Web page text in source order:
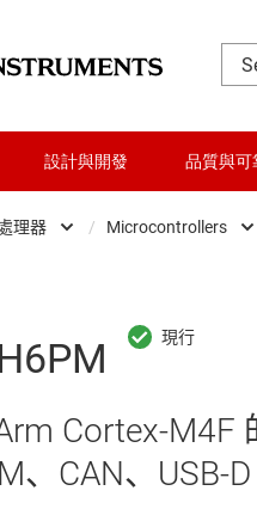
設計與開發 品質與可
理器
(RF) 與微波
制器 (MCU) 與處理器
/ Microcontrollers
Cortex-M4F
、CAN、USB-